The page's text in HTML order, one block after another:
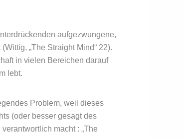
aufgezwungene,
„The Straight Mind“ 22).
in vielen Bereichen darauf
lebt.
Problem, weil dieses
(oder besser gesagt des
macht : „The